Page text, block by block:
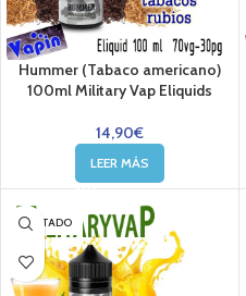
Hummer (Tabaco americano)
100ml Military Vap Eliquids
14,90€
LEER MÁS
AGOTADO